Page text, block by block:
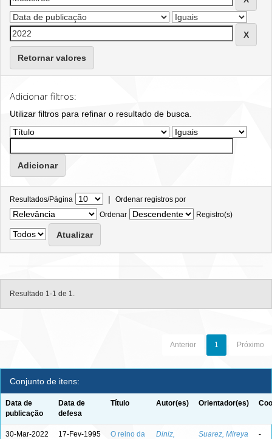
Retornar valores
Adicionar filtros:
Utilizar filtros para refinar o resultado de busca.
Resultados/Página | Ordenar registros por
Ordenar
Registro(s)
Resultado 1-1 de 1.
Anterior 1 Próximo
Conjunto de itens:
Data de
publicação
Data de
defesa
Título Autor(es) Orientador(es)
30-Mar-2022 17-Fev-1995
O reino da
Diniz,
Suarez, Mireya -